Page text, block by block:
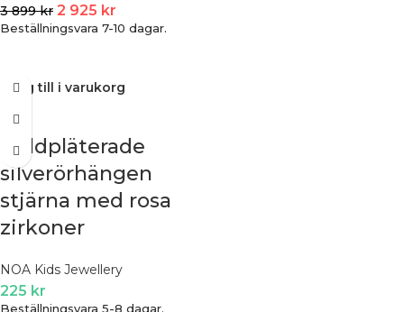
3 899kr 2 925 kr
Beställningsvara 7-10 dagar.
Lägg till i varukorg
Guldpläterade
silverörhängen
stjärna med rosa
zirkoner
NOA Kids Jewellery
225 kr
Beställningsvara 5-8 dagar.